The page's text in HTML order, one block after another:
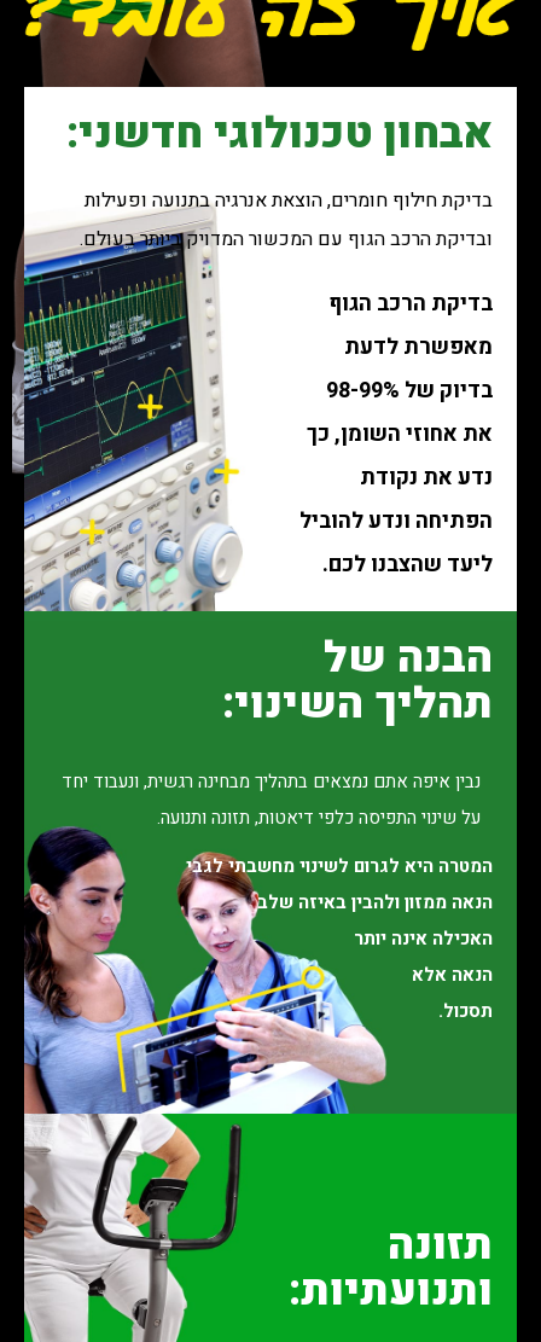
אבחון טכנולוגי חדשני:
בדיקת חילוף חומרים, הוצאת אנרגיה בתנועה ופעילות
ובדיקת הרכב הגוף עם המכשור המדויק ביותר בעולם.
בדיקת הרכב הגוף
מאפשרת לדעת
בדיוק של 98-99%
את אחוזי השומן, כך
נדע את נקודת
הפתיחה ונדעלהוביל
ליעד שהצבנו לכם.
הבנה של
תהליך השינוי:
נבין איפה אתם נמצאים בתהליך מבחינה רגשית, ונעבוד יחד
על שינוי התפיסה כלפי דיאטות, תזונה ותנועה.
המטרה היא לגרום לשינוי מחשבתי לגבי
הנאה ממזון ולהבין באיזה שלב
האכילה אינה יותר
הנאה אלא
תסכול.
תזונה
ותנועתיות: